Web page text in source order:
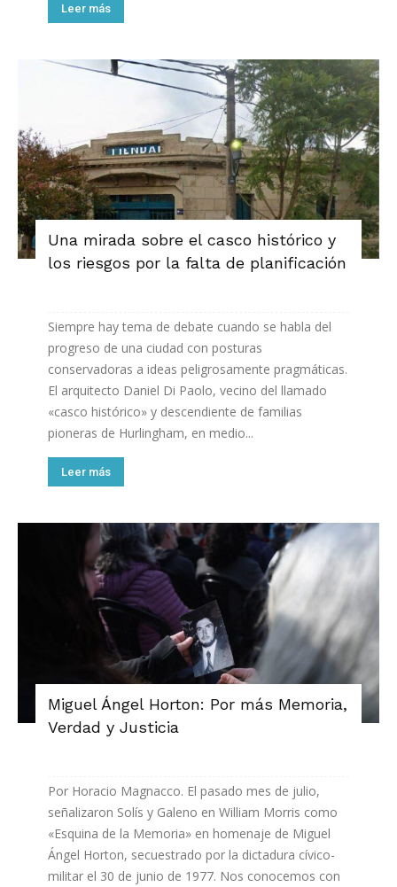
Leer más
Una mirada sobre el casco histórico y
los riesgos por la falta de planificación
Siempre hay tema de debate cuando se habla del
progreso de una ciudad con posturas
conservadoras a ideas peligrosamente pragmáticas.
El arquitecto Daniel Di Paolo, vecino del llamado
«casco histórico» y descendiente de familias
pioneras de Hurlingham, en medio...
Leer más
Miguel Ángel Horton: Por más Memoria,
Verdad y Justicia
Por Horacio Magnacco. El pasado mes de julio,
señalizaron Solís y Galeno en William Morris como
«Esquina de la Memoria» en homenaje de Miguel
Ángel Horton, secuestrado por la dictadura cívico-
militar el 30 de junio de 1977. Nos conocemos con